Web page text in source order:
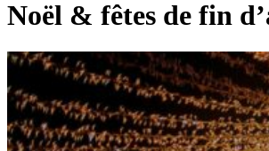
Noël & fêtes de fin